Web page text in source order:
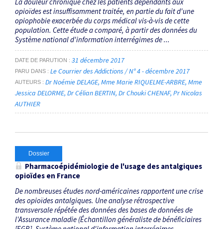
opioïdes est insuffisamment traitée, en partie du fait d'une
opiophobie exacerbée du corps médical vis-à-vis de cette
population. Cette étude a comparé, à partir des données du
Système national d'information interrégimes de ...
DATE DE PARUTION 31 décembre 2017
PARU DANS Le Courrier des Addictions / N° 4 - décembre 2017
AUTEURS Dr Noémie DELAGE Mme Marie RIQUELME-ARBRE Mme
Jessica DELORME Dr Célian BERTIN Dr Chouki CHENAF Pr Nicolas
AUTHIER
Dossier
Pharmacoépidémiologie de l'usage des antalgiques
opioïdes en France
De nombreuses études nord-américaines rapportent une crise
des opioïdes antalgiques. Une analyse rétrospective
transversale répétée des données des bases de données de
l'Assurance maladie (Échantillon généraliste de bénéficiaires